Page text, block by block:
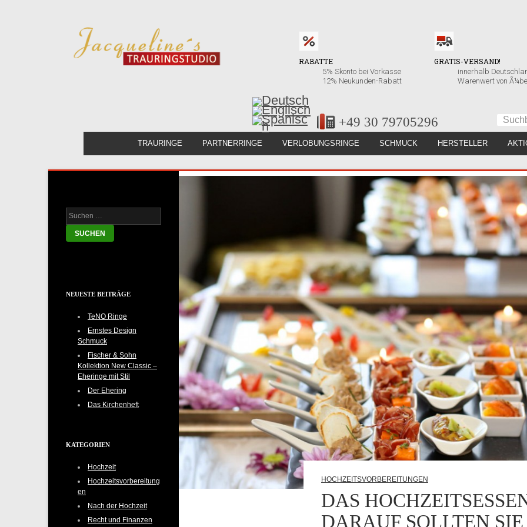
RABATTE
5% Skonto bei Vorkasse
12% Neukunden-Rabatt
GRATIS-VERSAND!
innerhalb
Warenwert von
+49 30 79705296
TRAURINGE PARTNERRINGE VERLOBUNGSRINGE SCHMUCK HERSTELLER
HOCHZEITSVORBEREITUNGEN
DAS
DARAUF SOLLTEN SIE
Suche nach:
NEUESTE BEITRÄGE
TeNO Ringe
Ernstes Design
Schmuck
Fischer & Sohn
Kollektion New Classic –
Eheringe mit Stil
Der Ehering
Das Kirchenheft
KATEGORIEN
Hochzeit
Hochzeitsvorbereitung
en
Nach der Hochzeit
Recht und Finanzen